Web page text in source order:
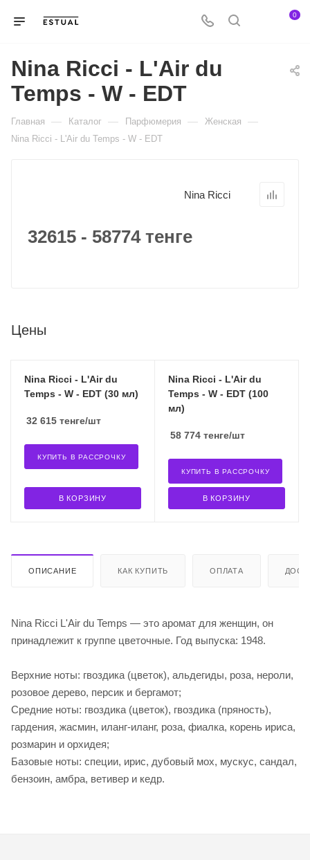
0
Nina Ricci - L'Air du
Temps - W - EDT
Главная — Каталог — Парфюмерия — Женская —
Nina Ricci - L'Air du Temps - W - EDT
Nina Ricci
32615 - 58774 тенге
Цены
Nina Ricci - L'Air du
Temps - W - EDT (30 мл)
32 615 тенге/шт
В КОРЗИНУ
КУПИТЬ В РАССРОЧКУ
Nina Ricci - L'Air du
Temps - W - EDT (100
мл)
58 774 тенге/шт
В КОРЗИНУ
КУПИТЬ В РАССРОЧКУ
ОПИСАНИЕ КАК КУПИТЬ ОПЛАТА
Nina Ricci L'Air du Temps — это аромат для женщин, он
принадлежит к группе цветочные. Год выпуска: 1948.
Верхние ноты: гвоздика (цветок), альдегиды, роза, нероли,
розовое дерево, персик и бергамот;
Средние ноты: гвоздика (цветок), гвоздика (пряность),
гардения, жасмин, иланг-иланг, роза, фиалка, корень ириса,
розмарин и орхидея;
Базовые ноты: специи, ирис, дубовый мох, мускус, сандал,
бензоин, амбра, ветивер и кедр.